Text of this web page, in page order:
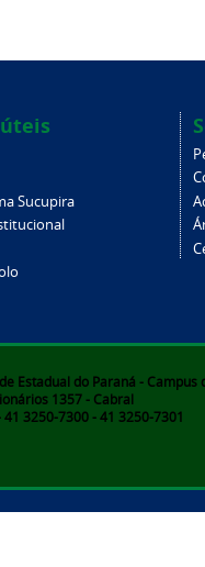
Sucupira
Estadual do Paraná - Campus
1357 - Cabral
41 3250-7300 - 41 3250-7301